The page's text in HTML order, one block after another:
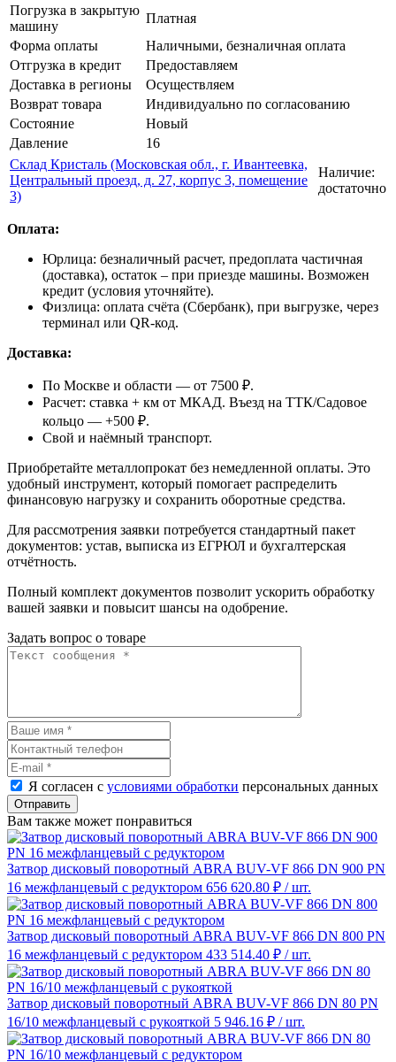
Погрузка в закрытую
машину
Платная
Форма оплаты
Наличными, безналичная оплата
Отгрузка в кредит
Предоставляем
Доставка в регионы
Осуществляем
Возврат товара
Индивидуально по согласованию
Состояние
Новый
Давление
16
Склад Кристаль (Московская обл., г. Ивантеевка,
Центральный проезд, д. 27, корпус 3, помещение
3)
Наличие:
достаточно
Оплата:
Юрлица: безналичный расчет, предоплата частичная
(доставка), остаток – при приезде машины. Возможен
кредит (условия уточняйте).
Физлица: оплата счёта (Сбербанк), при выгрузке, через
терминал или QR-код.
Доставка:
По Москве и области — от 7500 ₽.
Расчет: ставка + км от МКАД. Въезд на ТТК/Садовое
кольцо — +500 ₽.
Свой и наёмный транспорт.
Приобретайте металлопрокат без немедленной оплаты. Это
удобный инструмент, который помогает распределить
финансовую нагрузку и сохранить оборотные средства.
Для рассмотрения заявки потребуется стандартный пакет
документов: устав, выписка из ЕГРЮЛ и бухгалтерская
отчётность.
Полный комплект документов позволит ускорить обработку
вашей заявки и повысит шансы на одобрение.
Задать вопрос о товаре
Я согласен с условиями обработки персональных данных
Отправить
Вам также может понравиться
Затвор дисковый поворотный ABRA BUV-VF 866 DN 900 PN
16 межфланцевый с редуктором 656 620.80 ₽ / шт.
Затвор дисковый поворотный ABRA BUV-VF 866 DN 800 PN
16 межфланцевый с редуктором 433 514.40 ₽ / шт.
Затвор дисковый поворотный ABRA BUV-VF 866 DN 80 PN
16/10 межфланцевый с рукояткой 5 946.16 ₽ / шт.